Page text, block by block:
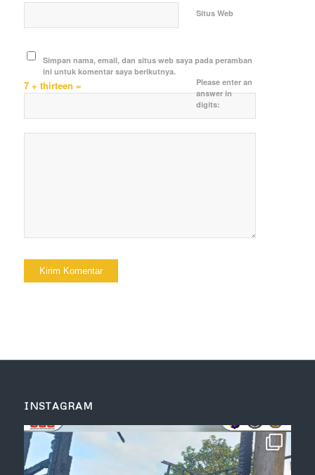
Situs Web
Simpan nama, email, dan situs web saya pada peramban
ini untuk komentar saya berikutnya.
Please enter an
answer in
digits:
7 + thirteen =
INSTAGRAM